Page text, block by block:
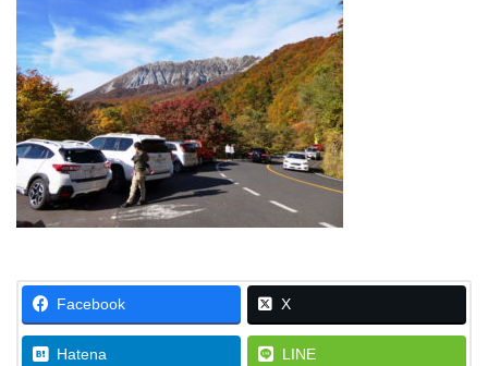
Facebook X
Hatena LINE